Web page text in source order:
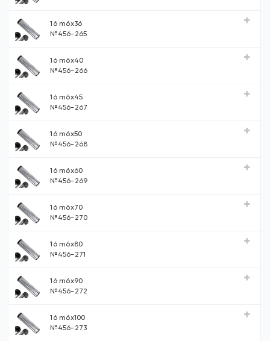
16 m6х36
№456-265
16 m6х40
№456-266
16 m6х45
№456-267
16 m6х50
№456-268
16 m6х60
№456-269
16 m6х70
№456-270
16 m6х80
№456-271
16 m6х90
№456-272
16 m6х100
№456-273